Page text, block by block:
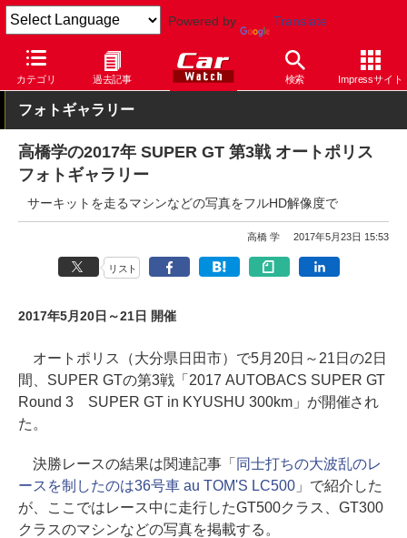
Powered by Translate
カテゴリ 過去記事 検索 Impressサイト
Car Watch モータースポーツ SUPER GT
フォトギャラリー
高橋学の2017年 SUPER GT 第3戦 オートポリス
フォトギャラリー
サーキットを走るマシンなどの写真をフルHD解像度で
高橋 学 2017年5月23日 15:53
リスト
2017年5月20日～21日 開催
オートポリス（大分県日田市）で5月20日～21日の2日
間、SUPER GTの第3戦「2017 AUTOBACS SUPER GT
Round 3 SUPER GT in KYUSHU 300km」が開催され
た。
決勝レースの結果は関連記事「 同士打ちの大波乱のレ
ースを制したのは36号車 au TOM'S LC500」で紹介した
が、ここではレース中に走行したGT500クラス、GT300
クラスのマシンなどの写真を掲載する。